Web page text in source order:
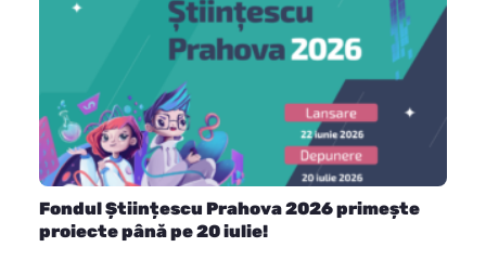
Fondul Științescu Prahova 2026 primește
proiecte până pe 20 iulie!